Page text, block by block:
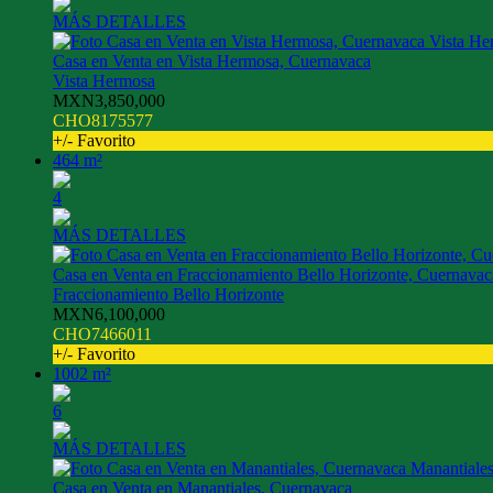
MÁS DETALLES
Casa en Venta en Vista Hermosa, Cuernavaca
Vista Hermosa
MXN3,850,000
CHO8175577
+/- Favorito
464 m²
4
MÁS DETALLES
Casa en Venta en Fraccionamiento Bello Horizonte,
Fraccionamiento Bello Horizonte
MXN6,100,000
CHO7466011
+/- Favorito
1002 m²
6
MÁS DETALLES
Casa en Venta en Manantiales, Cuernavaca